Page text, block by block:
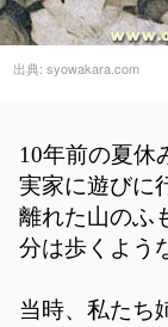
出典: syowakara.com
10年前の夏休
実家に遊びに
離れた山のふ
分は歩くよう
当時、私たち